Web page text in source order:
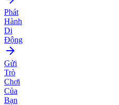
Phát
Hành
Di
Động
Gửi
Trò
Chơi
Của
Bạn